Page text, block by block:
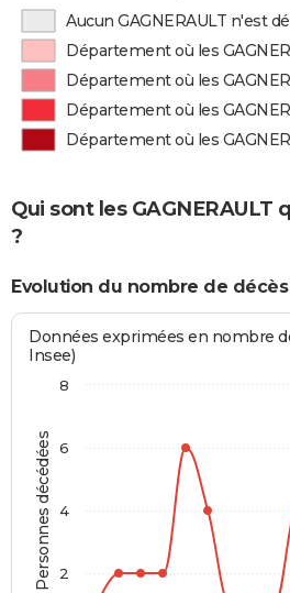
Aucun GAGNERAULT n'est
Département où les
Département où les
Département où les
Département où les
Qui sont les
?
Evolution du nombre de décès
Personnes décédées
Données exprimées en nombre
Insee)
2
4
6
8